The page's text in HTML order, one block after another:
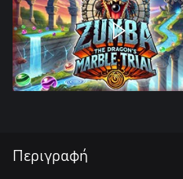
Περιγραφή